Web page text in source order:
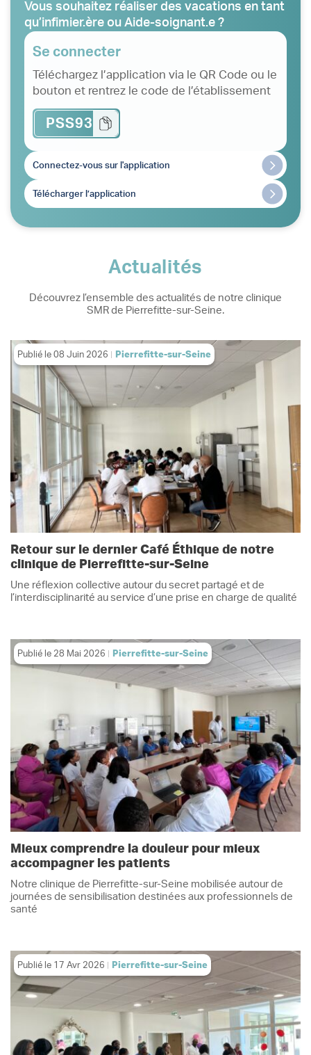
Vous souhaitez réaliser des vacations en tant
qu’infimier.ère ou Aide-soignant.e ?
Se connecter
Téléchargez l’application via le QR Code ou le
bouton et rentrez le code de l’établissement
PSS93
Connectez-vous sur l'application
Télécharger l’application
Actualités
Découvrez l’ensemble des actualités de notre clinique
SMR de Pierrefitte-sur-Seine.
Publié le 08 Juin 2026 Pierrefitte-sur-Seine
Retour sur le dernier Café Éthique de notre
clinique de Pierrefitte-sur-Seine
Une réflexion collective autour du secret partagé et de
l’interdisciplinarité au service d’une prise en charge de qualité
Publié le 28 Mai 2026 Pierrefitte-sur-Seine
Mieux comprendre la douleur pour mieux
accompagner les patients
Notre clinique de Pierrefitte-sur-Seine mobilisée autour de
journées de sensibilisation destinées aux professionnels de
santé
Publié le 17 Avr 2026 Pierrefitte-sur-Seine